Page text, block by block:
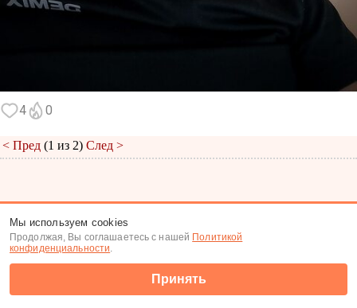
4 0
< Пред (1 из 2) След >
(c) Tabor.ru 2026
Мы используем cookies
Продолжая, Вы соглашаетесь с нашей Политикой
конфиденциальности.
Принять